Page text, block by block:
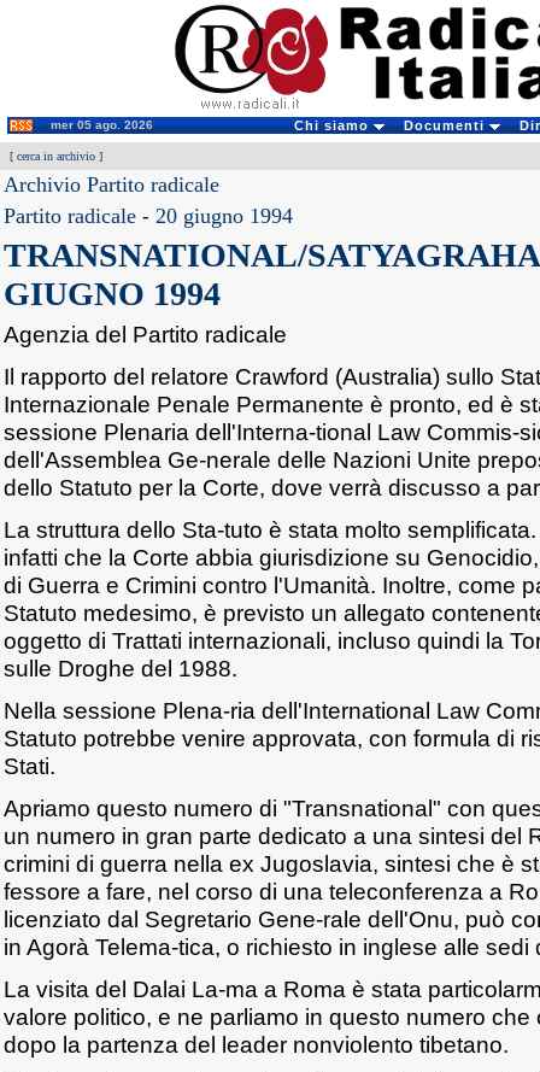
mer 05 ago. 2026 Chi siamo Documenti
[ cerca in archivio ]
Archivio Partito radicale
Partito radicale - 20 giugno 1994
TRANSNATIONAL/
GIUGNO 1994
Agenzia del Partito radicale
Il rapporto del relatore Crawford (Australia) sullo
Internazionale Penale Permanente è pronto, ed è
sessione Plenaria dell'Interna-tional Law Commis-
dell'Assemblea Ge-nerale delle Nazioni Unite
dello Statuto per la Corte, dove verrà discusso a
La struttura dello Sta-tuto è stata molto
infatti che la Corte abbia giurisdizione su
di Guerra e Crimini contro l'Umanità. Inoltre, come
Statuto medesimo, è previsto un allegato
oggetto di Trattati internazionali, incluso quindi la
sulle Droghe del 1988.
Nella sessione Plena-ria dell'International Law
Statuto potrebbe venire approvata, con formula di
Stati.
Apriamo questo numero di "Transnational" con
un numero in gran parte dedicato a una sintesi del
crimini di guerra nella ex Jugoslavia, sintesi che è
fessore a fare, nel corso di una teleconferenza a
licenziato dal Segretario Gene-rale dell'Onu, può
in Agorà Telema-tica, o richiesto in inglese alle sedi
La visita del Dalai La-ma a Roma è stata
valore politico, e ne parliamo in questo numero
dopo la partenza del leader nonviolento tibetano.